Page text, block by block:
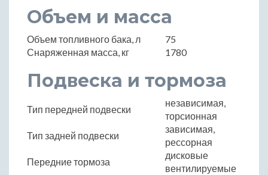
Объем и масса
Объем топливного бака, л
75
Снаряженная масса, кг
1780
Подвеска и тормоза
Тип передней подвески
независимая,
торсионная
Тип задней подвески
зависимая,
рессорная
Передние тормоза
дисковые
вентилируемые